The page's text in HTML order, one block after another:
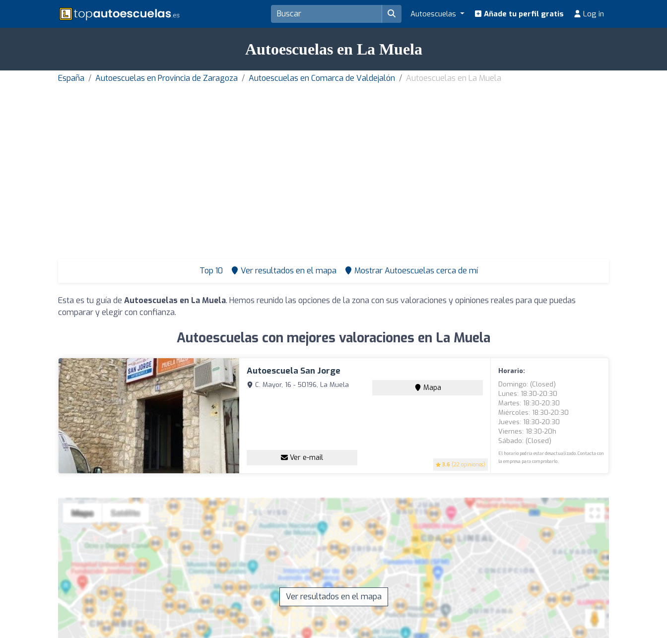
Autoescuelas Añade tu perfil gratis Log in
Autoescuelas en La Muela
España Autoescuelas en Provincia de Zaragoza Autoescuelas en Comarca de Valdejalón Autoescuelas en La Muela
Top 10 Ver resultados en el mapa Mostrar Autoescuelas cerca de mí
Esta es tu guía de Autoescuelas en La Muela. Hemos reunido las opciones de la zona con sus valoraciones y opiniones reales para que puedas
comparar y elegir con confianza.
Autoescuelas con mejores valoraciones en La Muela
Autoescuela San Jorge
3.6 (22 opiniones)
C. Mayor, 16 - 50196, La Muela Mapa
Ver e-mail
Horario:
Domingo: (closed)
Lunes: 18:30-20:30
Martes: 18:30-20:30
Miércoles: 18:30-20:30
Jueves: 18:30-20:30
Viernes: 18:30-20h
Sábado: (closed)
El horario podría estar desactualizado. Contacta con
la empresa para comprobarlo.
Ver resultados en el mapa